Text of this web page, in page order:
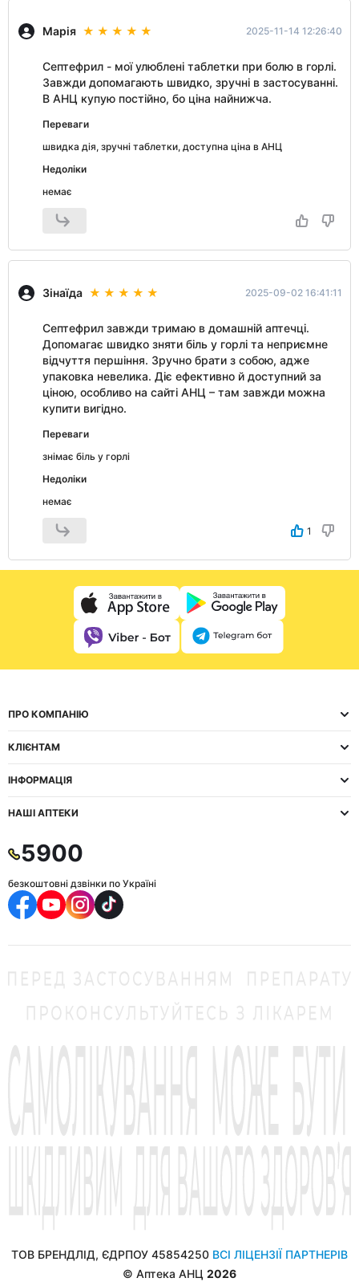
Марія 2025-11-14 12:26:40
Септефрил - мої улюблені таблетки при болю в горлі.
Завжди допомагають швидко, зручні в застосуванні.
В АНЦ купую постійно, бо ціна найнижча.
Переваги
швидка дія, зручні таблетки, доступна ціна в АНЦ
Недоліки
немає
Зінаїда 2025-09-02 16:41:11
Септефрил завжди тримаю в домашній аптечці.
Допомагає швидко зняти біль у горлі та неприємне
відчуття першіння. Зручно брати з собою, адже
упаковка невелика. Діє ефективно й доступний за
ціною, особливо на сайті АНЦ – там завжди можна
купити вигідно.
Переваги
знімає біль у горлі
Недоліки
немає
1
ПРО КОМПАНІЮ
КЛІЄНТАМ
ІНФОРМАЦІЯ
НАШІ АПТЕКИ
5900
безкоштовні дзвінки по Україні
ТОВ БРЕНДЛІД, ЄДРПОУ 45854250 ВСІ ЛІЦЕНЗІЇ ПАРТНЕРІВ
© Аптека АНЦ 2026